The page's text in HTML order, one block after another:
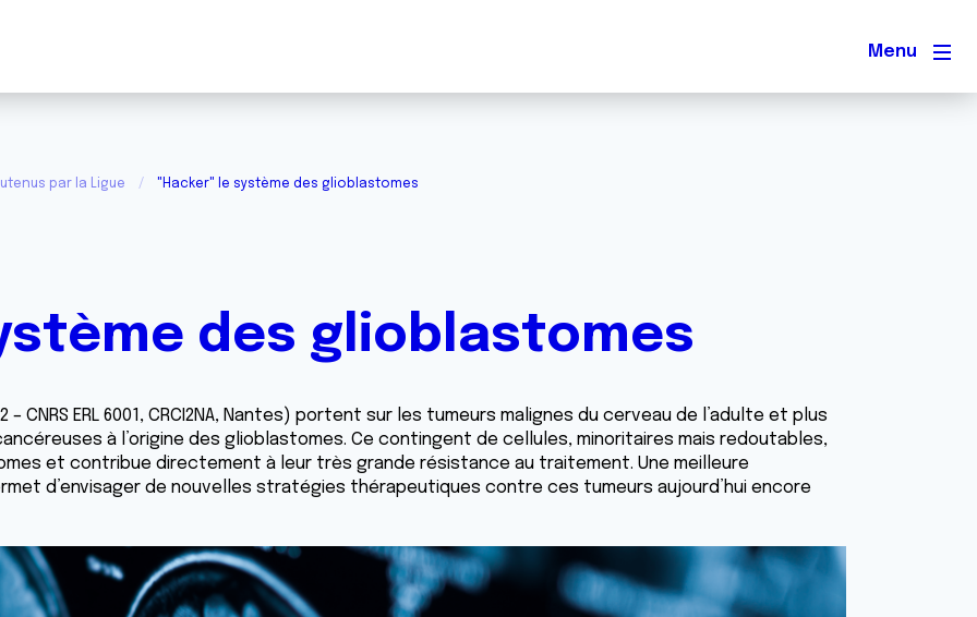
Menu
par la Ligue "Hacker" le système des glioblastomes
des glioblastomes
– CNRS ERL 6001, CRCI2NA, Nantes) portent sur les tumeurs malignes du cerveau de l’adulte et plus
à l’origine des glioblastomes. Ce contingent de cellules, minoritaires mais redoutables,
et contribue directement à leur très grande résistance au traitement. Une meilleure
d’envisager de nouvelles stratégies thérapeutiques contre ces tumeurs aujourd’hui encore